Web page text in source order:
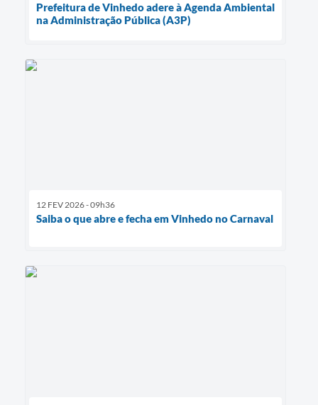
Prefeitura de Vinhedo adere à Agenda Ambiental
na Administração Pública (A3P)
12 FEV 2026 - 09h36
Saiba o que abre e fecha em Vinhedo no Carnaval